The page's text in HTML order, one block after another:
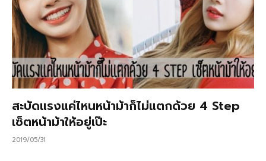
สะบัดแรงแค่ไหนหน้าม้าก็ไม่แตกด้วย 4 Step
เซ็ตหน้าม้าให้อยู่เป๊ะ
2019/05/31